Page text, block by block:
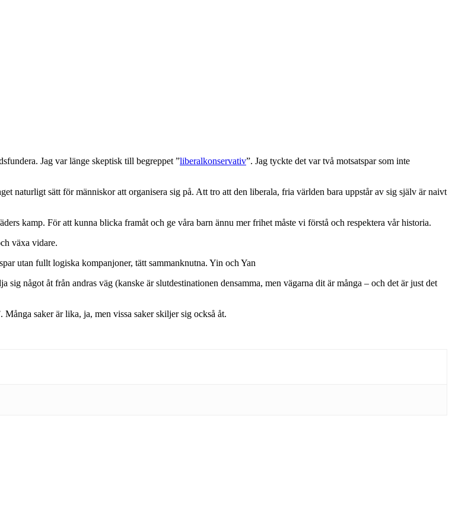
Jag var länge skeptisk till begreppet ”liberalkonservativ”. Jag tyckte det var två motsatspar som inte
naturligt sätt för människor att organisera sig på. Att tro att den liberala, fria världen bara uppstår av sig själv är naivt
kamp. För att kunna blicka framåt och ge våra barn ännu mer frihet måste vi förstå och respektera vår historia.
växa vidare.
utan fullt logiska kompanjoner, tätt sammanknutna. Yin och Yan
något åt från andras väg (kanske är slutdestinationen densamma, men vägarna dit är många – och det är just det
saker är lika, ja, men vissa saker skiljer sig också åt.